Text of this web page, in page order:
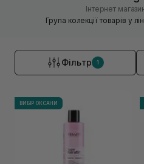
Інтернет
Група колекції товарів у
Фільтр 1
ВИБІР ОКСАНИ